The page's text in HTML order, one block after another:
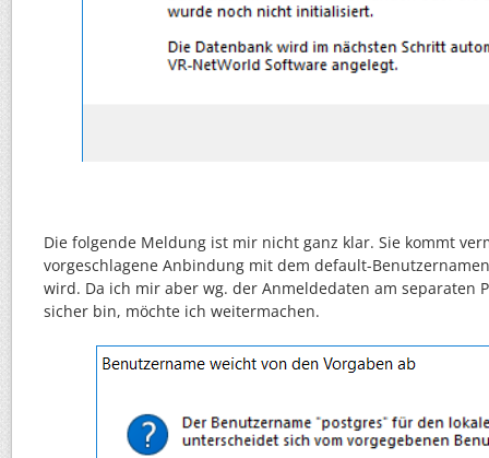
Die folgende Meldung ist mir nicht ganz klar. Sie kommt
vorgeschlagene Anbindung mit dem default-
wird. Da ich mir aber wg. der Anmeldedaten am separaten
sicher bin, möchte ich weitermachen.